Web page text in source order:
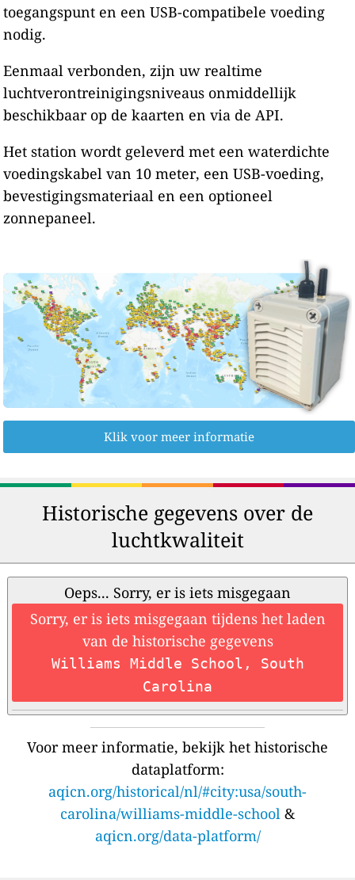
toegangspunt en een USB-compatibele voeding
nodig.
Eenmaal verbonden, zijn uw realtime
luchtverontreinigingsniveaus onmiddellijk
beschikbaar op de kaarten en via de API.
Het station wordt geleverd met een waterdichte
voedingskabel van 10 meter, een USB-voeding,
bevestigingsmateriaal en een optioneel
zonnepaneel.
Klik voor meer informatie
Historische gegevens over de
luchtkwaliteit
Oeps... Sorry, er is iets misgegaan
Sorry, er is iets misgegaan tijdens het laden
van de historische gegevens
Williams Middle School, South
Carolina
Voor meer informatie, bekijk het historische
dataplatform:
aqicn.org/historical/nl/#city:usa/south-
carolina/williams-middle-school &
aqicn.org/data-platform/